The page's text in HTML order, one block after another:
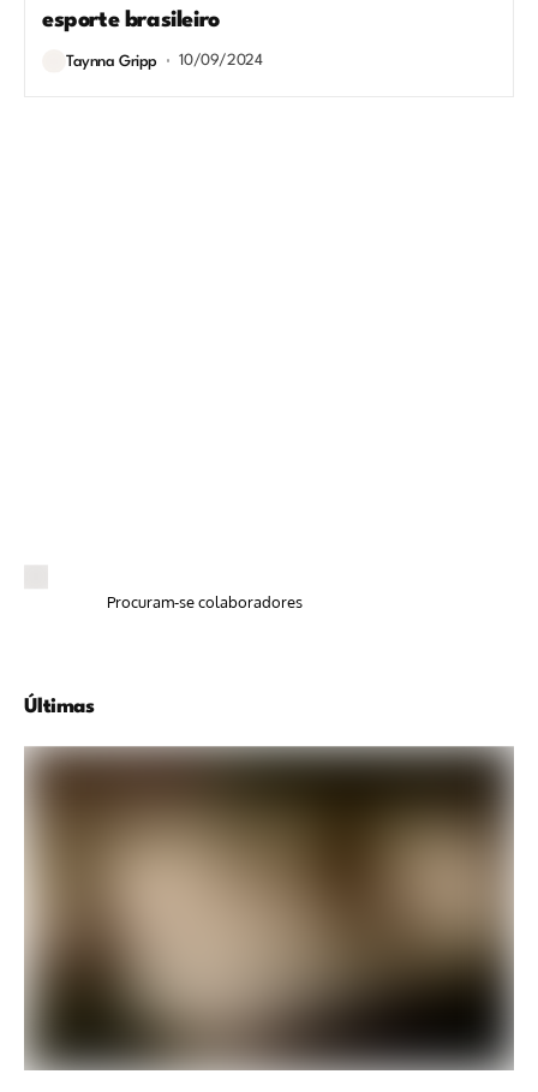
esporte brasileiro
Taynna Gripp 10/09/2024
Procuram-se colaboradores
Últimas